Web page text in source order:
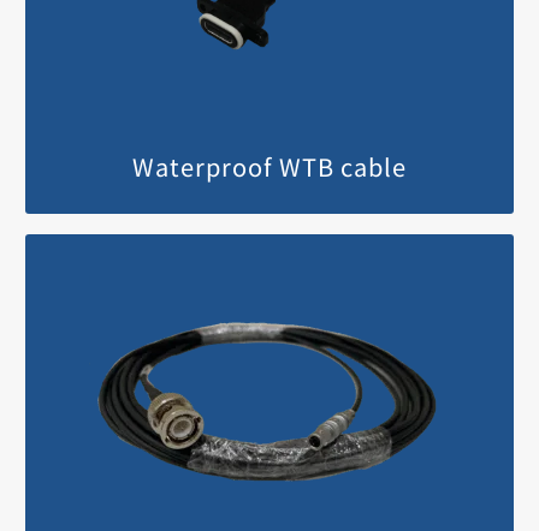
Waterproof WTB cable
MORE